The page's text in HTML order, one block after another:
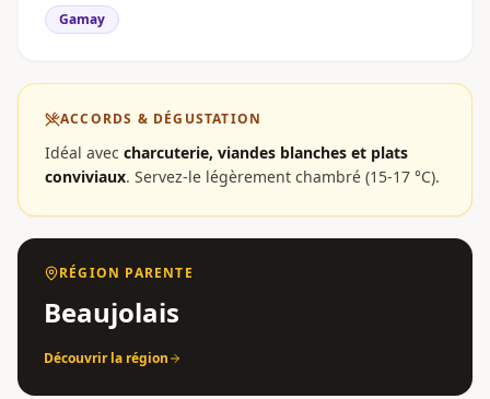
Gamay
ACCORDS & DÉGUSTATION
Idéal avec charcuterie, viandes blanches et plats
conviviaux. Servez-le légèrement chambré (15-17 °C).
RÉGION PARENTE
Beaujolais
Découvrir la région